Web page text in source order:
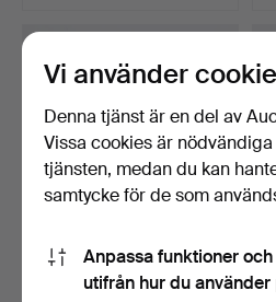
föremål
FICKUR, så kallat
mormorsur, ytterboett 14…
Vi använder
Denna tjänst är en del av
Vissa cookies är
tjänsten, medan du kan
samtycke för de som
Anpassa funktioner
utifrån hur du